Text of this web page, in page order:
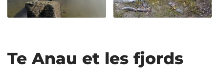
Te Anau et les fjords